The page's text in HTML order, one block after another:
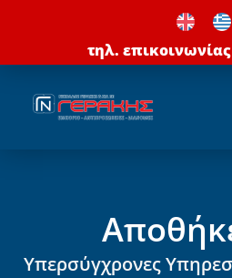
τηλ. επικοινωνίας
Υπερσύγχρονες